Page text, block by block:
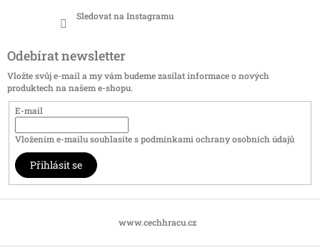
Sledovat na Instagramu
Odebírat newsletter
Vložte svůj e-mail a my vám budeme zasílat informace o nových
produktech na našem e-shopu.
E-mail
Vložením e-mailu souhlasíte spodmínkami ochrany osobních údajů
Přihlásit se
www.cechhracu.cz